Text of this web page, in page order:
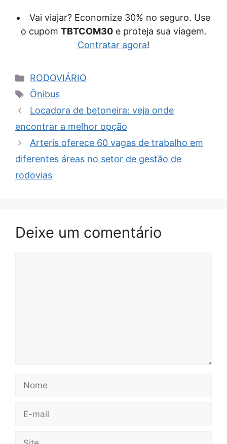
Vai viajar? Economize 30% no seguro. Use
o cupom TBTCOM30e proteja sua viagem.
Contratar agora!
Categorias
RODOVIÁRIO
Tags
Ônibus
Locadora de betoneira: veja onde
encontrar a melhor opção
Arteris oferece 60 vagas de trabalho em
diferentes áreas no setor de gestão de
rodovias
Deixe um comentário
Nome
E-
Site